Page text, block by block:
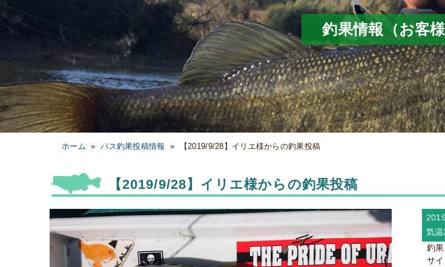
釣果情報（お客様
ホーム »バス釣果投稿情報 » 【2019/9/28】イリエ様からの釣果投稿
【2019/9/28】イリエ様からの釣果投稿
気
釣
サ